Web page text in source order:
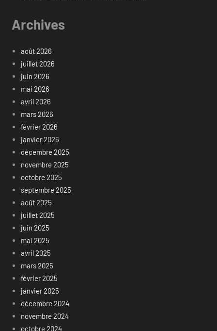
Archives
août 2026
juillet 2026
juin 2026
mai 2026
avril 2026
mars 2026
février 2026
janvier 2026
décembre 2025
novembre 2025
octobre 2025
septembre 2025
août 2025
juillet 2025
juin 2025
mai 2025
avril 2025
mars 2025
février 2025
janvier 2025
décembre 2024
novembre 2024
octobre 2024